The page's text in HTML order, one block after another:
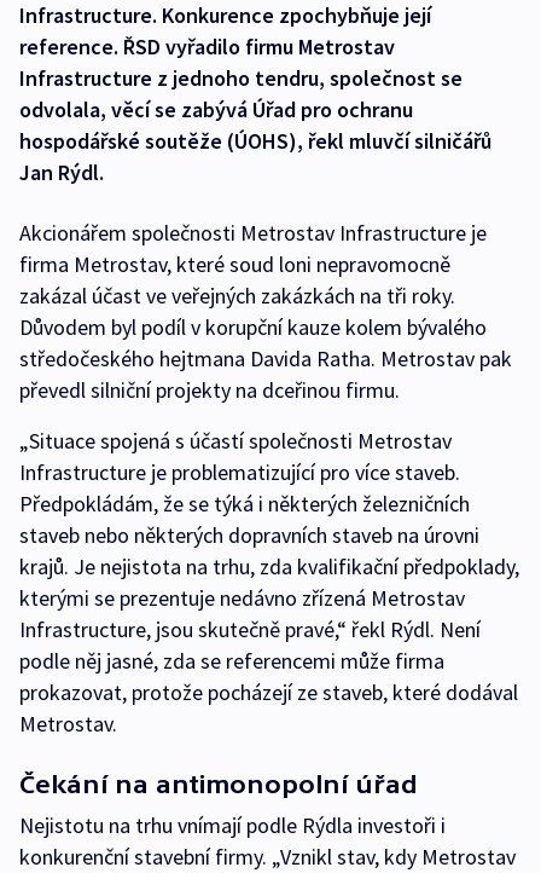
Infrastructure. Konkurence zpochybňuje její
reference. ŘSD vyřadilo firmu Metrostav
Infrastructure z jednoho tendru, společnost se
odvolala, věcí se zabývá Úřad pro ochranu
hospodářské soutěže (ÚOHS), řekl mluvčí silničářů
Jan Rýdl.
Akcionářem společnosti Metrostav Infrastructure je
firma Metrostav, které soud loni nepravomocně
zakázal účast ve veřejných zakázkách na tři roky.
Důvodem byl podíl v korupční kauze kolem bývalého
středočeského hejtmana Davida Ratha. Metrostav pak
převedl silniční projekty na dceřinou firmu.
„Situace spojená s účastí společnosti Metrostav
Infrastructure je problematizující pro více staveb.
Předpokládám, že se týká i některých železničních
staveb nebo některých dopravních staveb na úrovni
krajů. Je nejistota na trhu, zda kvalifikační předpoklady,
kterými se prezentuje nedávno zřízená Metrostav
Infrastructure, jsou skutečně pravé,“ řekl Rýdl. Není
podle něj jasné, zda se referencemi může firma
prokazovat, protože pocházejí ze staveb, které dodával
Metrostav.
Čekání na antimonopolní úřad
Nejistotu na trhu vnímají podle Rýdla investoři i
konkurenční stavební firmy. „Vznikl stav, kdy Metrostav